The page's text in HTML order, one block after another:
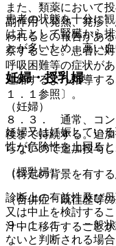
患者の状態を十分に
は主として腎臓から
とが多いため、高い
妊婦・授乳婦
（妊婦）
妊婦又は妊娠してい
性が危険性を上回る
（授乳婦）
診断上の有益性及び
又は中止を検討する
汁中に移行すること
また、類薬において
副作用（発熱、発疹
われるとの報告があ
察すること。患者に
呼吸困難等の症状が
連絡するよう指導す
１．１参照〕。
８．３． 通常、コン
後まで持続する。追
らないので追加投与
（特定の背景を有す
（合併症・既往歴等
９．１．１． 一般状
ないと判断される場